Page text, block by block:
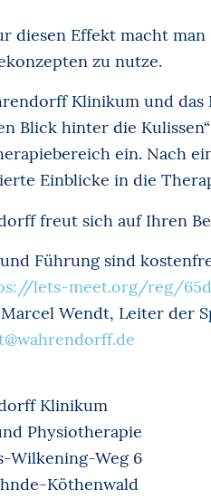
diesen Effekt macht
zu nutze.
Klinikum und
Blick hinter die
ein. Nach
Einblicke in die
freut sich auf Ihren
Führung sind
lets-meet.org/reg/
Wendt, Leiter der
Klinikum
Physiotherapie
Wilkening-Weg 6
Köthenwald